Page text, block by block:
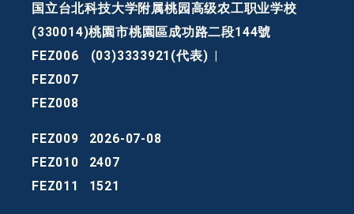
国立台北科技大学附属桃园高级农工职业学校
(330014)桃園市桃園區成功路二段144號
FEZ006
(03)3333921(代表)
FEZ007
FEZ008
FEZ009
2026-07-08
FEZ010
2407
FEZ011
1521